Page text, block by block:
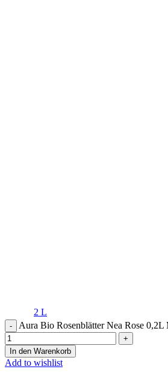
2 L
Aura Bio Rosenblätter Nea Rose 0,2L
In den Warenkorb
Add to wishlist